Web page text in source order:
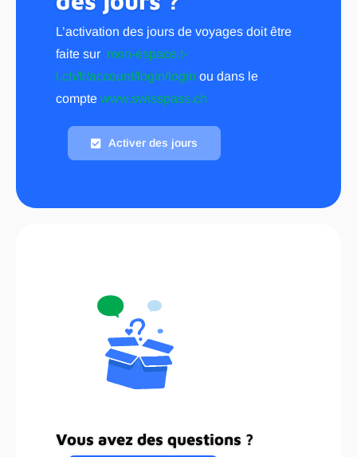
L’activation des jours de voyages doit être
faite sur mon-espace.t-
l.ch/fr/account/login/login ou dans le
compte www.swisspass.ch
Activer des jours
Vous avez des questions ?